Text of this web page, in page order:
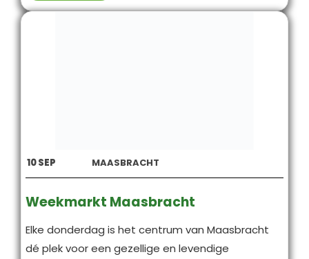
10SEP MAASBRACHT
Weekmarkt Maasbracht
Elke donderdag is het centrum van Maasbracht
dé plek voor een gezellige en levendige